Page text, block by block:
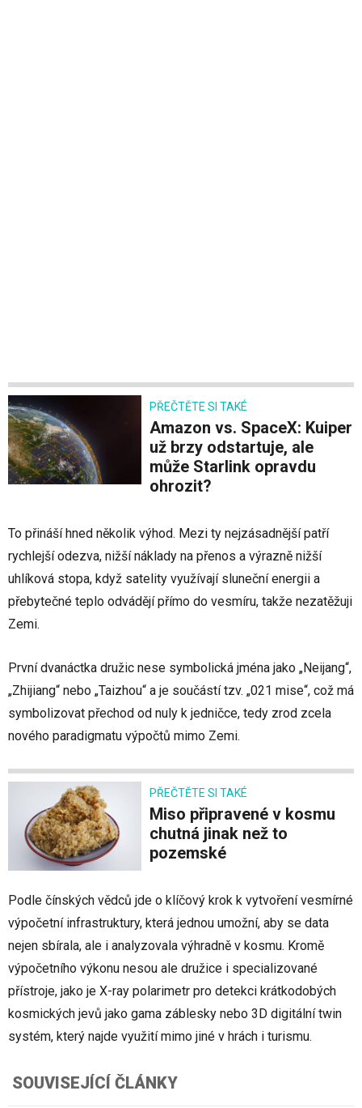
PŘEČTĚTE SI TAKÉ
Amazon vs. SpaceX: Kuiper
už brzy odstartuje, ale
může Starlink opravdu
ohrozit?
To přináší hned několik výhod. Mezi ty nejzásadnější patří
rychlejší odezva, nižší náklady na přenos a výrazně nižší
uhlíková stopa, když satelity využívají sluneční energii a
přebytečné teplo odvádějí přímo do vesmíru, takže nezatěžuji
Zemi.
První dvanáctka družic nese symbolická jména jako „Neijang“,
„Zhijiang“ nebo „Taizhou“ a je součástí tzv. „021 mise“, což má
symbolizovat přechod od nuly k jedničce, tedy zrod zcela
nového paradigmatu výpočtů mimo Zemi.
PŘEČTĚTE SI TAKÉ
Miso připravené v kosmu
chutná jinak než to
pozemské
Podle čínských vědců jde o klíčový krok k vytvoření vesmírné
výpočetní infrastruktury, která jednou umožní, aby se data
nejen sbírala, ale i analyzovala výhradně v kosmu. Kromě
výpočetního výkonu nesou ale družice i specializované
přístroje, jako je X-ray polarimetr pro detekci krátkodobých
kosmických jevů jako gama záblesky nebo 3D digitální twin
systém, který najde využití mimo jiné v hrách i turismu.
SOUVISEJÍCÍ ČLÁNKY